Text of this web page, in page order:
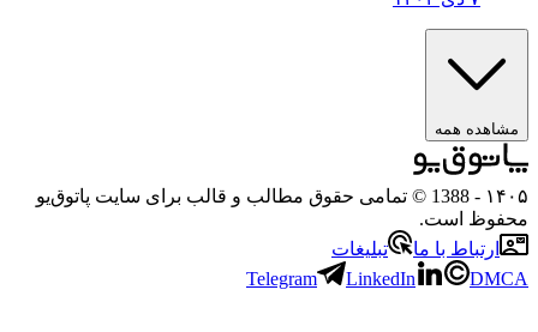
همه
- 1388 © تمامی حقوق مطالب و قالب برای سایت پاتوق‌یو
است.
با ما
تبلیغات
Telegram
LinkedIn